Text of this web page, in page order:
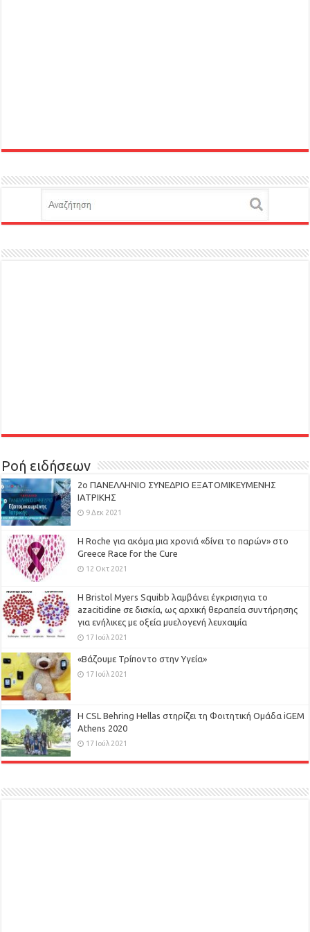
Ροή ειδήσεων
2ο ΠΑΝΕΛΛΗΝΙΟ ΣΥΝΕΔΡΙΟ ΕΞΑΤΟΜΙΚΕΥΜΕΝΗΣ
ΙΑΤΡΙΚΗΣ
9 Δεκ 2021
H Roche για ακόμα μια χρονιά «δίνει το παρών» στο
Greece Race for the Cure
12 Οκτ 2021
Η Bristol Myers Squibb λαμβάνει έγκρισηγια το
azacitidine σε δισκία, ως αρχική θεραπεία συντήρησης
για ενήλικες με οξεία μυελογενή λευχαιμία
17 Ιούλ 2021
«Βάζουμε Τρίποντο στην Υγεία»
17 Ιούλ 2021
H CSL Behring Hellas στηρίζει τη Φοιτητική Ομάδα iGEM
Athens 2020
17 Ιούλ 2021